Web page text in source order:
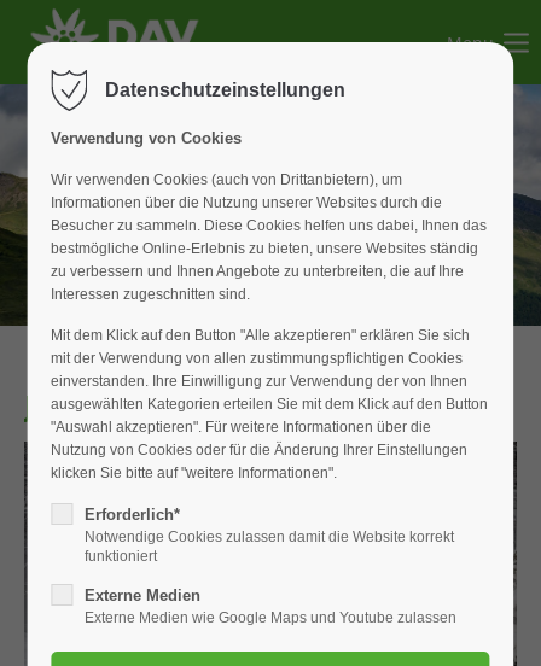
Der Eintrag "offcanvas-col2" existiert leider nicht.
Der Eintrag "offcanvas-col3" existiert leider nicht.
Der Eintrag "offcanvas-col4" existiert leider nicht.
Menu
Jugend-Weihnachtsfeier 2024
Datenschutzeinstellungen
Verwendung von Cookies
Wir verwenden Cookies (auch von Drittanbietern), um
Informationen über die Nutzung unserer Websites durch die
Besucher zu sammeln. Diese Cookies helfen uns dabei, Ihnen das
bestmögliche Online-Erlebnis zu bieten, unsere Websites ständig
zu verbessern und Ihnen Angebote zu unterbreiten, die auf Ihre
Interessen zugeschnitten sind.
Mit dem Klick auf den Button "Alle akzeptieren" erklären Sie sich
mit der Verwendung von allen zustimmungspflichtigen Cookies
einverstanden. Ihre Einwilligung zur Verwendung der von Ihnen
ausgewählten Kategorien erteilen Sie mit dem Klick auf den Button
"Auswahl akzeptieren". Für weitere Informationen über die
Nutzung von Cookies oder für die Änderung Ihrer Einstellungen
klicken Sie bitte auf "weitere Informationen".
Erforderlich*
Notwendige Cookies zulassen damit die Website korrekt
funktioniert
Externe Medien
Externe Medien wie Google Maps und Youtube zulassen